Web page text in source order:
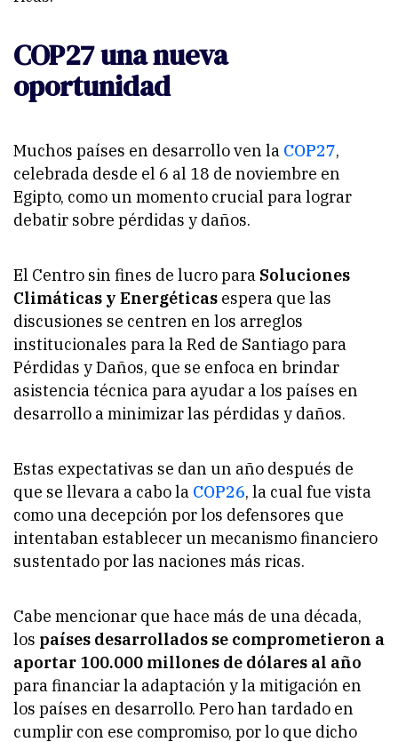
COP27 una nueva
oportunidad
Muchos países en desarrollo ven la COP27,
celebrada desde el 6 al 18 de noviembre en
Egipto, como un momento crucial para lograr
debatir sobre pérdidas y daños.
El Centro sin fines de lucro para Soluciones
Climáticas y Energéticas espera que las
discusiones se centren en los arreglos
institucionales para la Red de Santiago para
Pérdidas y Daños, que se enfoca en brindar
asistencia técnica para ayudar a los países en
desarrollo a minimizar las pérdidas y daños.
Estas expectativas se dan un año después de
que se llevara a cabo la COP26, la cual fue vista
como una decepción por los defensores que
intentaban establecer un mecanismo financiero
sustentado por las naciones más ricas.
Cabe mencionar que hace más de una década,
los países desarrollados se comprometieron a
aportar 100.000 millones de dólares al año
para financiar la adaptación y la mitigación en
los países en desarrollo. Pero han tardado en
cumplir con ese compromiso, por lo que dicho